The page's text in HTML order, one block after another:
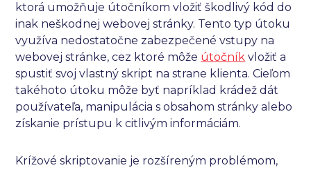
Jazyk
ktorá umožňuje útočníkom vložiť škodlivý kód do
inak neškodnej webovej stránky. Tento typ útoku
využíva nedostatočne zabezpečené vstupy na
webovej stránke, cez ktoré môže útočník vložiť a
spustiť svoj vlastný skript na strane klienta. Cieľom
takéhoto útoku môže byť napríklad krádež dát
používateľa, manipulácia s obsahom stránky alebo
získanie prístupu k citlivým informáciám.
Krížové skriptovanie je rozšíreným problémom,